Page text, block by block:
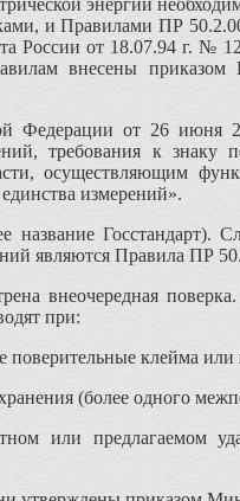
энергии
и Правилами ПР
России от 18.07.94 г. №
внесены приказом
Федерации от 26
требования к знаку
осуществляющим
измерений».
Госстандарт).
являются Правила ПР
внеочередная
при:
клейма или
(более одного
или предлагаемом